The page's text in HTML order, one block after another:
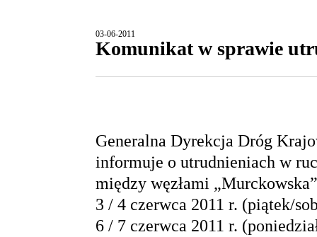
03-06-2011
Komunikat w sprawie
Generalna Dyrekcja Dróg
informuje o utrudnieniach w
między węzłami
3 / 4 czerwca 2011 r. (piątek/
6 / 7 czerwca 2011 r.